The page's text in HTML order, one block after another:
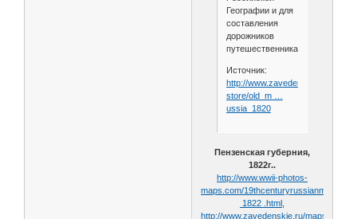
Географии и для
составления
дорожников
путешественникам".
Источник:
http://www.zavedenskie.ru/e-
store/old_m …
ussia_1820
Пензенская губерния,
1822г..
http://www.wwii-photos-
maps.com/19thcenturyrussianmaps/
1822 .html
http://www.zavedenskie.ru/maps/old/